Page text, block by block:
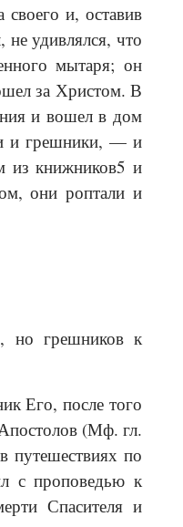
и, оставив
удивлялся, что
мытаря; он
за Христом. В
и вошел в дом
и грешники, — и
из книжников5 и
они роптали и
но грешников к
Его, после того
(Мф. гл.
путешествиях по
с проповедью к
Спасителя и